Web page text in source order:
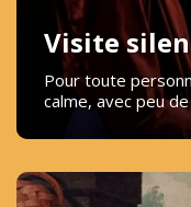
Visite
Pour toute
calme, avec peu